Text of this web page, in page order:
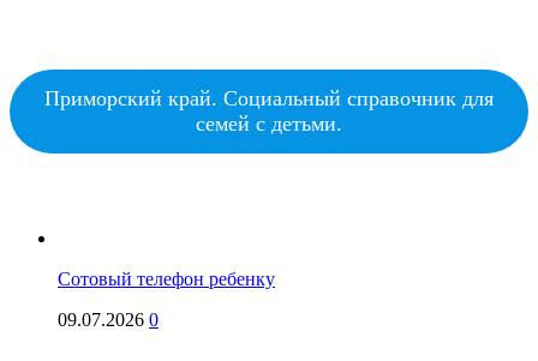
Приморский край. Социальный справочник для
семей с детьми.
Сотовый телефон ребенку
09.07.2026 0